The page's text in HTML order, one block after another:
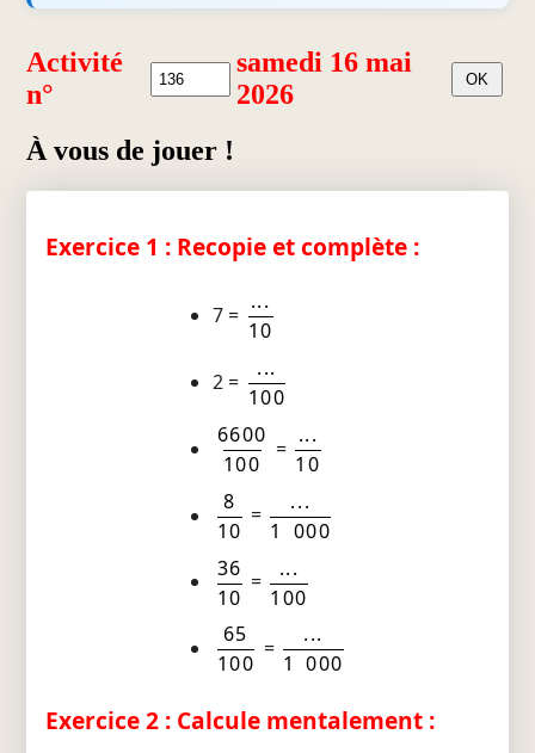
Activité
n°
samedi 16 mai
2026
À vous de jouer !
Exercice 1 : Recopie et complète :
7 =
...
10
2 =
...
100
6600
100
=
...
10
8
10
=
...
1 000
36
10
=
...
100
65
100
=
...
1 000
Exercice 2 : Calcule mentalement :